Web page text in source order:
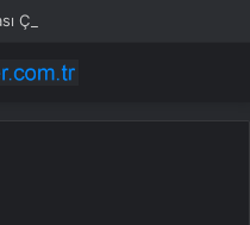
Çağrısı